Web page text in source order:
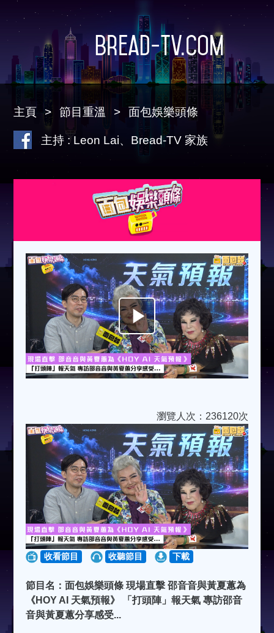
Bread-TV.com
主頁 節目重溫 面包娛樂頭條
主持 : Leon Lai、Bread-TV 家族
Play
Video
瀏覽人次：236120次
收看節目 收聽節目 下載
節目名：面包娛樂頭條 現場直擊 邵音音與黃夏蕙為
《HOY AI 天氣預報》 「打頭陣」報天氣 專訪邵音
音與黃夏蕙分享感受...